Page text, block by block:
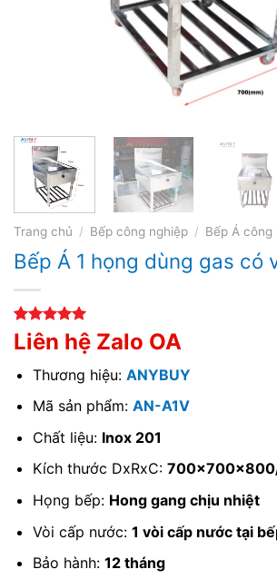
Trang chủ / Bếp công nghiệp / Bếp Á công
Bếp Á 1 họng dùng gas có
5.00trên 5
dựa trên
1
Liên hệ Zalo OA
Thương hiệu: ANYBUY
Mã sản phẩm: AN-A1V
Chất liệu: Inox 201
Kích thước DxRxC:
Họng bếp: Hong gang chịu nhiệt
Vòi cấp nước: 1 vòi cấp nước tại
Bảo hành: 12 tháng